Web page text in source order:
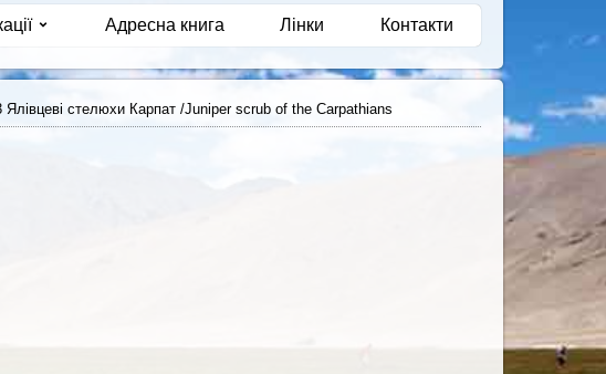
Адресна книга Лінки Контакти
Ялівцеві стелюхи Карпат /Juniper scrub of the Carpathians